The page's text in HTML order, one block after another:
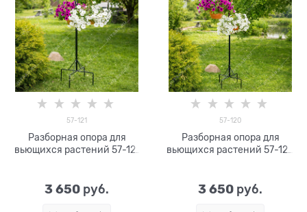
57-121
Разборная опора для
вьющихся растений 57-121
3 650 руб.
57-120
Разборная опора для
вьющихся растений 57-120
3 650 руб.